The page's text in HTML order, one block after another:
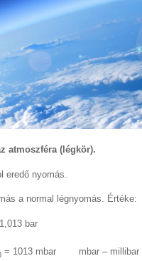
atmoszféra (légkör).
eredő nyomás.
a normal légnyomás. Értéke:
1,013 bar
= 1013 mbar mbar – millibar